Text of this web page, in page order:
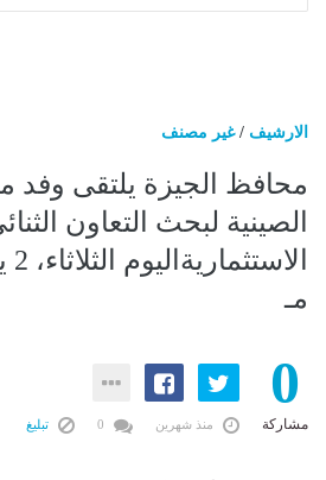
الارشيف /غير مصنف
محافظ الجيزة يلتقى وفد
الصينية لبحث التعاون
مـ
0
مشاركة منذ شهرين تبليغ